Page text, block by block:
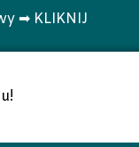
➡ KLIKNIJ